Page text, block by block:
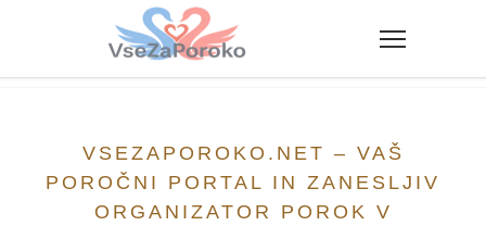
VSEZAPOROKO.NET – VAŠ
POROČNI PORTAL IN ZANESLJIV
ORGANIZATOR POROK V